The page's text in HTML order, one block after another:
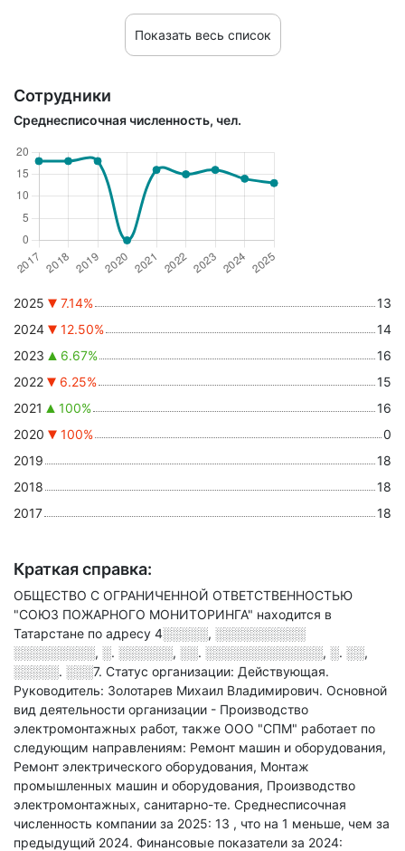
Показать весь список
Сотрудники
Среднесписочная численность, чел.
2025 7.14%
13
2024
12.50%
14
2023
6.67%
16
2022
6.25%
15
2021
100%
16
2020
100%
0
2019
18
2018
18
2017
18
Краткая справка:
ОБЩЕСТВО С ОГРАНИЧЕННОЙ ОТВЕТСТВЕННОСТЬЮ
"СОЮЗ ПОЖАРНОГО МОНИТОРИНГА" находится в
Татарстане по адресу 4░░░░░, ░░░░░░░░░░
░░░░░░░░░, ░. ░░░░░░, ░░. ░░░░░░░░░░░░░, ░. ░░,
░░░░░. ░░░7. Статус организации: Действующая.
Руководитель: Золотарев Михаил Владимирович. Основной
вид деятельности организации - Производство
электромонтажных работ, также ООО "СПМ" работает по
следующим направлениям: Ремонт машин и оборудования,
Ремонт электрического оборудования, Монтаж
промышленных машин и оборудования, Производство
электромонтажных, санитарно-те. Среднесписочная
численность компании за 2025: 13 , что на 1 меньше, чем за
предыдущий 2024. Финансовые показатели за 2024: